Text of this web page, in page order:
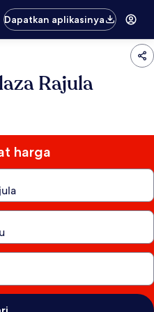
Dapatkan aplikasinya
Rajula
harga